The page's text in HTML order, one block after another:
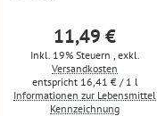
11,49 €
Inkl. 19% Steuern , exkl.
Versandkosten
16,41 €/ 1 l
Informationen zur Lebensmittel
Kennzeichnung